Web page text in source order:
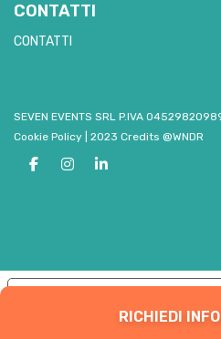
RICHIEDI
CONTATTI
CONTATTI
SEVEN EVENTS SRL P.IVA
Cookie Policy
2023 Credits @WNDR
Informativa sulla raccolta